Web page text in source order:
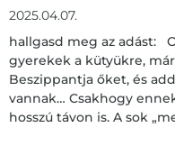
2025.04.07.
hallgasd meg az adást:
gyerekek a kütyükre,
Beszippantja őket, és
vannak… Csakhogy
hosszú távon is. A sok